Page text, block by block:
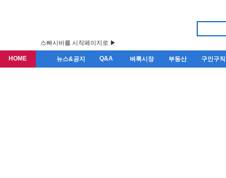
스빠시바를 시작페이지로 ▶
HOME 뉴스&공지 Q&A 벼룩시장 부동산 구인구직